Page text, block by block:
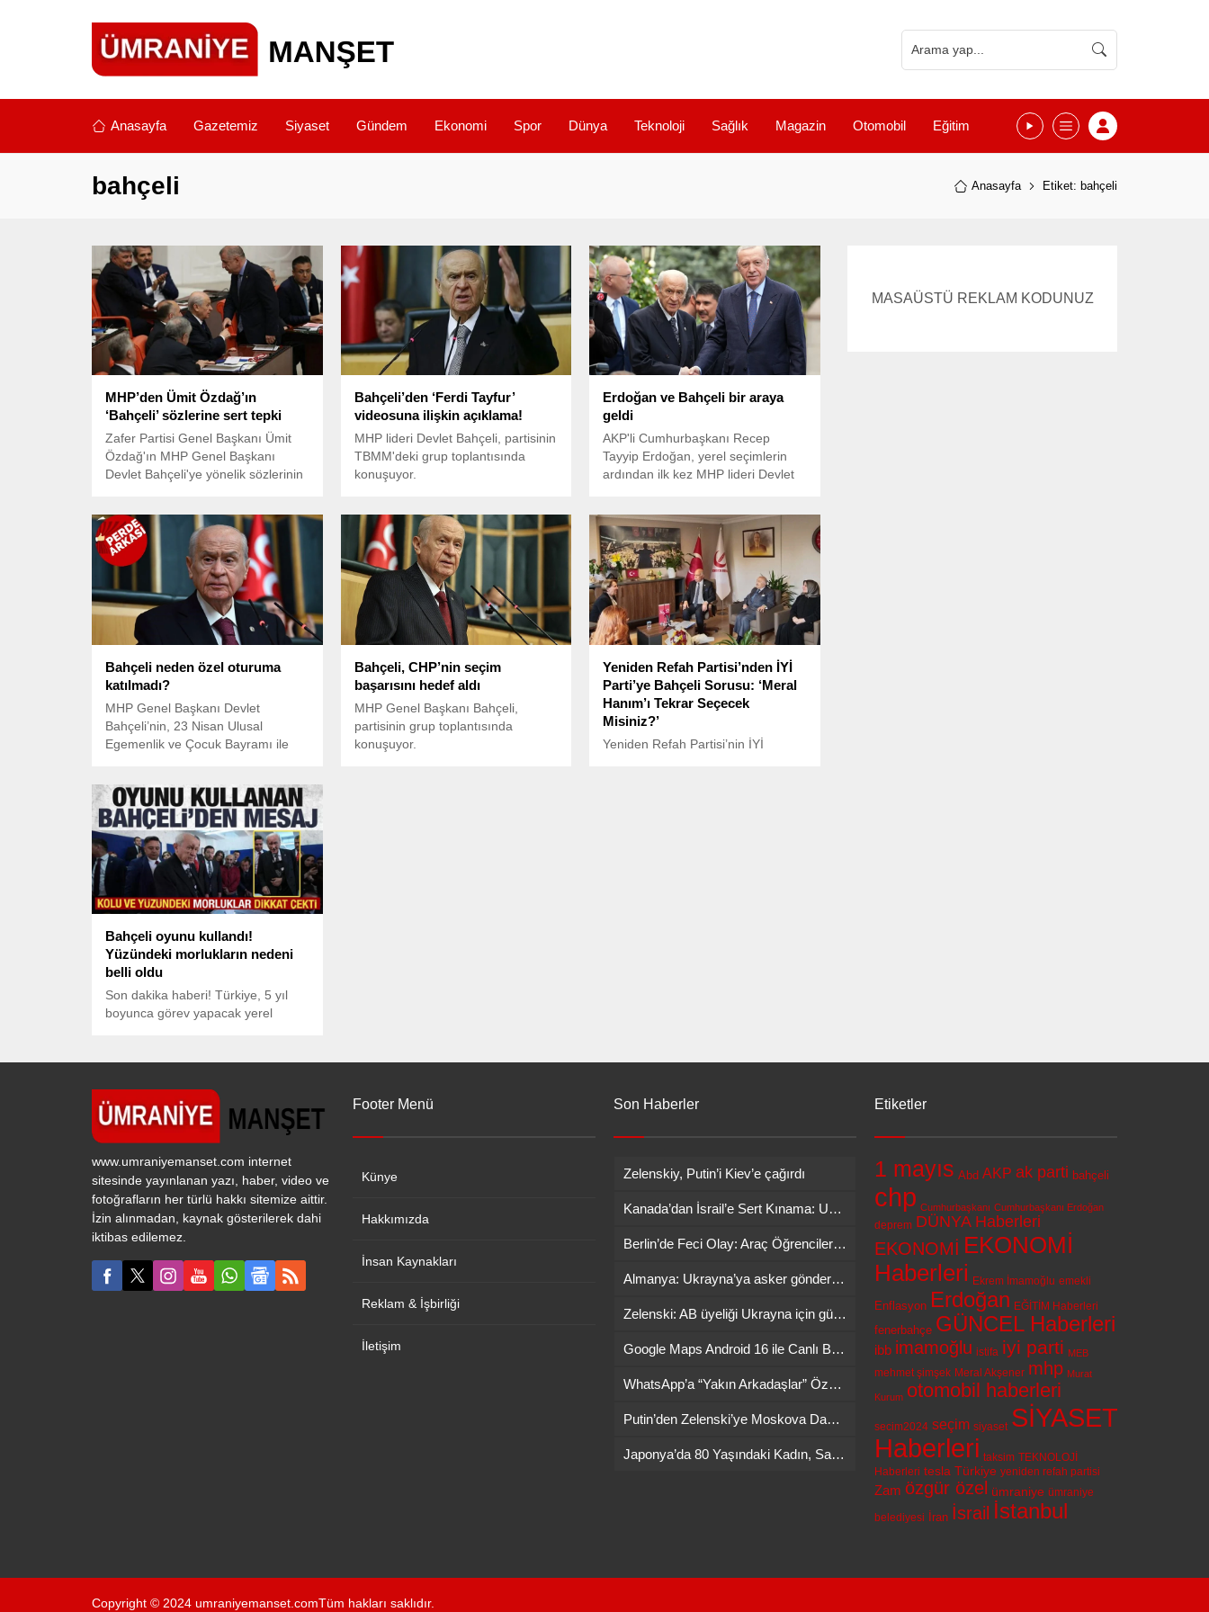
Anasayfa Gazetemiz Siyaset Gündem Ekonomi Spor Dünya Teknoloji Sağlık Magazin Otomobil Eğitim
bahçeli Anasayfa Etiket: bahçeli
MHP’den Ümit Özdağ’ın
‘Bahçeli’ sözlerine sert tepki
Zafer Partisi Genel Başkanı Ümit
Özdağ'ın MHP Genel Başkanı
Devlet Bahçeli'ye yönelik sözlerinin
Sekreteri İsmet Büyükataman Ümit
Özdağ için, Sosyal medya soytarısı,
tescillenmiş siyasi provokatör
ifadelerini kullandı.
Bahçeli’den ‘Ferdi Tayfur’
videosuna ilişkin açıklama!
MHP lideri Devlet Bahçeli, partisinin
TBMM'deki grup toplantısında
konuşuyor.
Erdoğan ve Bahçeli bir araya
geldi
AKP'li Cumhurbaşkanı Recep
Tayyip Erdoğan, yerel seçimlerin
ardından ilk kez MHP lideri Devlet
Bahçeli neden özel oturuma
katılmadı?
MHP Genel Başkanı Devlet
Bahçeli’nin, 23 Nisan Ulusal
Egemenlik ve Çocuk Bayramı ile
özel oturuma katılmaması dikkat
çekmişti. Bahçeli’nin oturuma
katılmama nedeninin hem DEM
Parti’nin yönetiminde bulunan
Mardin ve Diyarbakır büyükşehir
belediyelerinde yaşanan krizler
olduğu hem de Meclis’te tutuklu TİP
Bahçeli, CHP’nin seçim
başarısını hedef aldı
MHP Genel Başkanı Bahçeli,
partisinin grup toplantısında
konuşuyor.
Yeniden Refah Partisi’nden İYİ
Parti’ye Bahçeli Sorusu: ‘Meral
Hanım’ı Tekrar Seçecek
Misiniz?’
Yeniden Refah Partisi’nin İYİ
Bahçeli oyunu kullandı!
Yüzündeki morlukların nedeni
belli oldu
Son dakika haberi! Türkiye, 5 yıl
boyunca görev yapacak yerel
Devlet Bahçeli, oyunu Ankara
MASAÜSTÜ REKLAM KODUNUZ
www.umraniyemanset.com internet
sitesinde yayınlanan yazı, haber, video ve
fotoğrafların her türlü hakkı sitemize aittir.
İzin alınmadan, kaynak gösterilerek dahi
iktibas edilemez.
Footer Menü
Künye
Hakkımızda
İnsan Kaynakları
Reklam & İşbirliği
İletişim
Son Haberler
Zelenskiy, Putin’i Kiev’e çağırdı
Kanada’dan İsrail’e Sert Kınama: UNIFIL Askerlerine Saldırıya Tepki
Berlin’de Feci Olay: Araç Öğrencilerin Arasına Daldı, 4 Yaralı
Almanya: Ukrayna’ya asker gönderme kararı koşullar netleşince verilecek
Zelenski: AB üyeliği Ukrayna için güvenlik garantisi
Google Maps Android 16 ile Canlı Bildirimler Kullanıma Sunuluyor
WhatsApp’a “Yakın Arkadaşlar” Özelliği Geliyor
Putin’den Zelenski’ye Moskova Daveti: “Hazırsa Gelsin, Görüşelim”
Japonya’da 80 Yaşındaki Kadın, Sahte Astronot Tarafından Dolandırıldı
Etiketler
1 mayıs Abd AKP ak parti bahçeli
chp Cumhurbaşkanı Cumhurbaşkanı Erdoğan
deprem DÜNYA Haberleri
EKONOMİ EKONOMİ
Haberleri Ekrem İmamoğlu emekli
Enflasyon Erdoğan EĞİTİM Haberleri
fenerbahçe GÜNCEL Haberleri
ibb imamoğlu istifa iyi parti MEB
mehmet şimşek Meral Akşener mhp Murat
Kurum otomobil haberleri
secim2024 seçim siyaset SİYASET
Haberleri taksim TEKNOLOJİ
Haberleri tesla Türkiye yeniden refah partisi
Zam özgür özel ümraniye ümraniye
belediyesi
İran İsrail İstanbul
Copyright © 2024 umraniyemanset.comTüm hakları saklıdır.